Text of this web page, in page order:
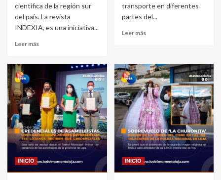
científica de la región sur
del país. La revista
INDEXIA, es una iniciativa...
Leer más
transporte en diferentes
partes del...
Leer más
INICIO INICIO